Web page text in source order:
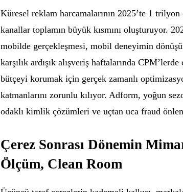
Küresel reklam harcamalarının 2025’te 1
kanallar toplamın büyük kısmını oluşturuyor.
mobilde gerçekleşmesi, mobil deneyimin
karşılık ardışık alışveriş haftalarında
bütçeyi korumak için gerçek zamanlı
katmanlarını zorunlu kılıyor. Adform, yoğun
odaklı kimlik çözümleri ve uçtan uca fraud
Çerez Sonrası Dönemin
Ölçüm, Clean Room